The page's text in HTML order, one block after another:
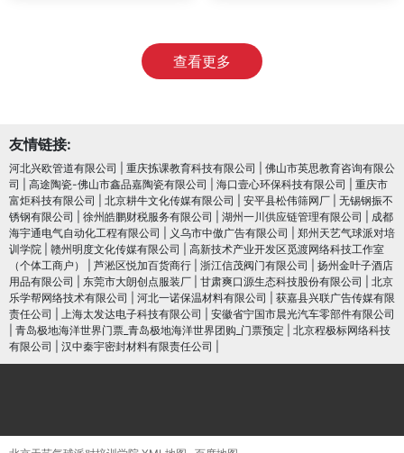
查看更多
友情链接:
河北兴欧管道有限公司 重庆拣课教育科技有限公司
佛山市英思教育咨询有限公
司
高途陶瓷-佛山市鑫品嘉陶瓷有限公司 海口壹心环保科技有限公司
重庆市
富炬科技有限公司
北京耕牛文化传媒有限公司 安平县松伟筛网厂
无锡钢振不
锈钢有限公司
徐州皓鹏财税服务有限公司 湖州一川供应链管理有限公司
成都
海宇通电气自动化工程有限公司
义乌市中傲广告有限公司
郑州天艺气球派对培
训学院
赣州明度文化传媒有限公司
高新技术产业开发区觅渡网络科技工作室
（个体工商户）
芦淞区悦加百货商行 浙江信茂阀门有限公司
扬州金叶子酒店
用品有限公司
东莞市大朗创点服装厂 甘肃爽口源生态科技股份有限公司
北京
乐学帮网络技术有限公司
河北一诺保温材料有限公司
获嘉县兴联广告传媒有限
责任公司
上海太发达电子科技有限公司
安徽省宁国市晨光汽车零部件有限公司
青岛极地海洋世界门票_青岛极地海洋世界团购_门票预定
北京程极标网络科技
有限公司
汉中秦宇密封材料有限责任公司